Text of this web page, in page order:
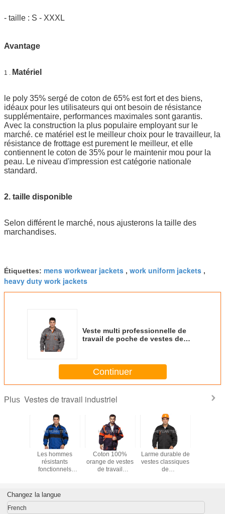
- taille : S - XXXL
Avantage
1 . Matériel
le poly 35% sergé de coton de 65% est fort et des biens,
idéaux pour les utilisateurs qui ont besoin de résistance
supplémentaire, performances maximales sont garantis.
Avec la construction la plus populaire employant sur le
marché. ce matériel est le meilleur choix pour le travailleur, la
résistance de frottage est purement le meilleur, et elle
contiennent le coton de 35% pour le maintenir mou pour la
peau. Le niveau d'impression est catégorie nationale
standard.
2. taille disponible
Selon différent le marché, nous ajusterons la taille des
marchandises.
Étiquettes: mens workwear jackets , work uniform jackets ,
heavy duty work jackets
Veste multi professionnelle de
travail de poche de vestes de
Continuer
Plus Vestes de travail industriel
construction
Les hommes
résistants
fonctionnels
vestes de travail
avec la tuyauterie
Coton 100%
orange de vestes
de travail
douilles
Larme durable de
vestes classiques
de
Changez la langue
French